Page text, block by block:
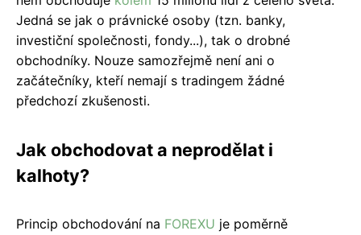
Jedná se jak o právnické osoby (tzn. banky,
investiční společnosti, fondy...), tak o drobné
obchodníky. Nouze samozřejmě není ani o
začátečníky, kteří nemají s tradingem žádné
předchozí zkušenosti.
Jak obchodovat a neprodělat i
kalhoty?
Princip obchodování na FOREXU je poměrně